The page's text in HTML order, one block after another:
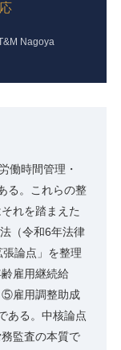
Nagoya
働時間管理・
る。これらの整
れを踏まえた
（令和6年法律
論点」を整理
雇用継続給
雇用調整助成
ある。中核論点
監査の本質で